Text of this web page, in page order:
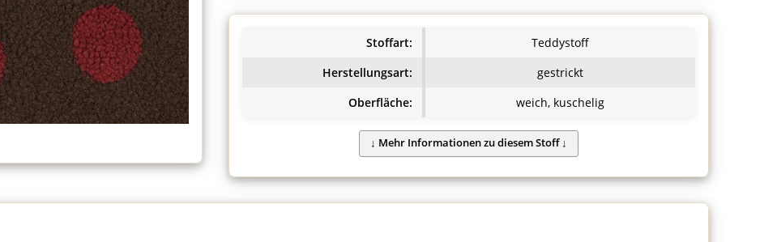
Stoffart:
Teddystoff
Herstellungsart:
gestrickt
Oberfläche:
weich, kuschelig